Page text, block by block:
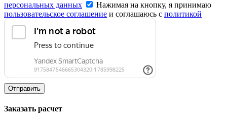
персональных данных
Нажимая на кнопку, я принимаю
пользовательское соглашение и соглашаюсь с политикой
конфиденциальности
Отправить
Заказать расчет